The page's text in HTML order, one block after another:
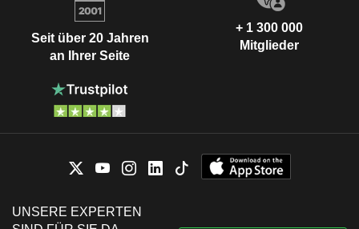
Seit über 20 Jahren
an Ihrer Seite
+ 1 300 000
Mitglieder
UNSERE EXPERTEN